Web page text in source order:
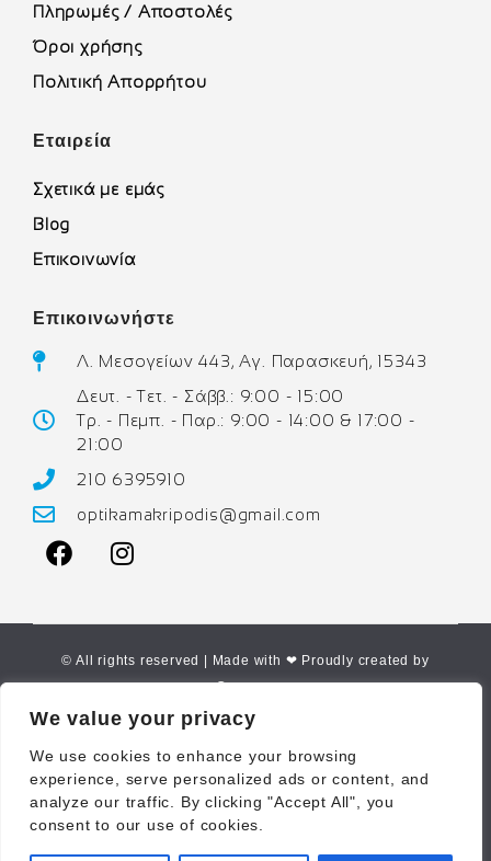
We value your privacy
We use cookies to enhance your browsing
experience, serve personalized ads or content, and
analyze our traffic. By clicking "Accept All", you
consent to our use of cookies.
Πληρωμές / Αποστολές
Όροι χρήσης
Πολιτική Απορρήτου
Εταιρεία
Σχετικά με εμάς
Blog
Επικοινωνία
Επικοινωνήστε
Λ. Μεσογείων 443, Αγ. Παρασκευή, 15343
Δευτ. - Τετ. - Σάββ.: 9:00 - 15:00
Τρ. - Πεμπ. - Παρ.: 9:00 - 14:00 & 17:00 -
21:00
210 6395910
optikamakripodis@gmail.com
© All rights reserved | Made with ❤ Proudly created by
Corne.gr